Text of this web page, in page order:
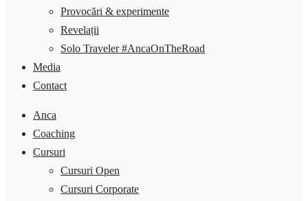
Provocări & experimente
Revelații
Solo Traveler #AncaOnTheRoad
Media
Contact
Anca
Coaching
Cursuri
Cursuri Open
Cursuri Corporate